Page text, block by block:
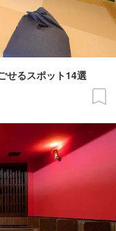
せるスポット14選